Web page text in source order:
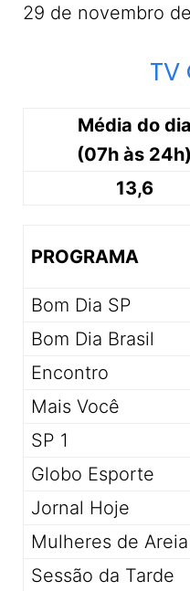
29 de novembro
TV
Média do dia
(07h às 24h)
13,6
PROGRAMA
Bom Dia SP
Bom Dia Brasil
Encontro
Mais Você
SP 1
Globo Esporte
Jornal Hoje
Mulheres de Areia
Sessão da Tarde